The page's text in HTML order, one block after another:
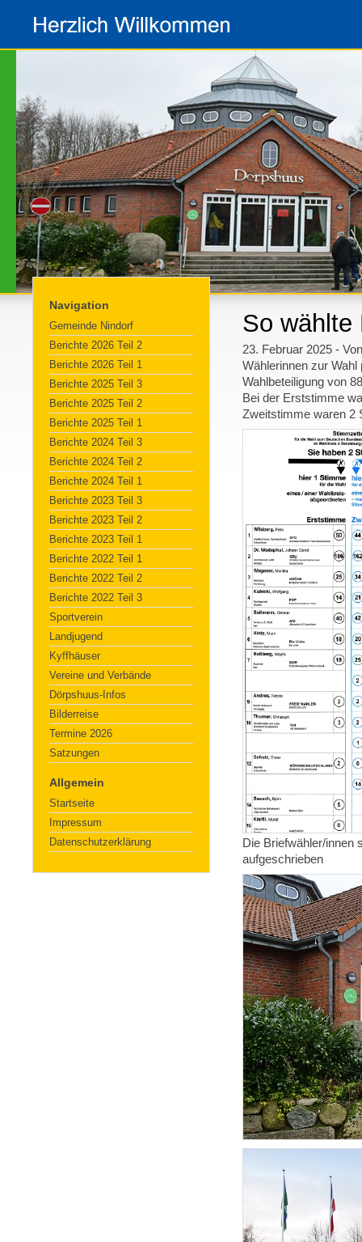
Navigation
Gemeinde Nindorf
Berichte 2026 Teil 2
Berichte 2026 Teil 1
Berichte 2025 Teil 3
Berichte 2025 Teil 2
Berichte 2025 Teil 1
Berichte 2024 Teil 3
Berichte 2024 Teil 2
Berichte 2024 Teil 1
Berichte 2023 Teil 3
Berichte 2023 Teil 2
Berichte 2023 Teil 1
Berichte 2022 Teil 1
Berichte 2022 Teil 2
Berichte 2022 Teil 3
Sportverein
Landjugend
Kyffhäuser
Vereine und Verbände
Dörpshuus-Infos
Bilderreise
Termine 2026
Satzungen
Allgemein
Startseite
Impressum
Datenschutzerklärung
So wählte
23. Februar 2025 -
Wählerinnen zur
Wahlbeteiligung von
Bei der Erststimme
Zweitstimme waren 2
Die Briefwähler/innen
aufgeschrieben